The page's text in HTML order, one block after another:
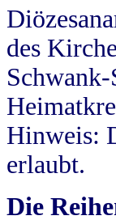
des
Hinweis:
erlaubt.
Die